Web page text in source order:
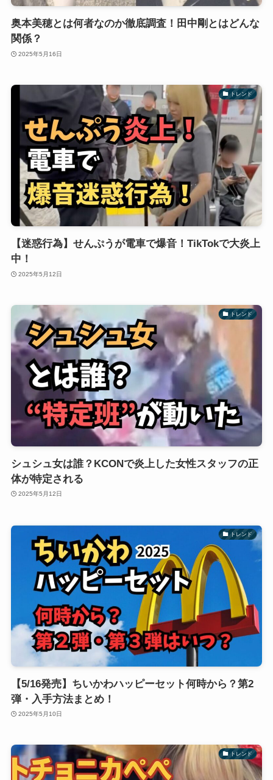
奥本美穂とは何者なのか徹底調査！田中剛とはどんな
関係？
2025年5月16日
トレンド
【迷惑行為】せんぷうが電車で爆音！TikTokで大炎上
中！
2025年5月12日
トレンド
シュシュ女は誰？KCONで炎上した女性スタッフの正
体が特定される
2025年5月12日
トレンド
【5/16発売】ちいかわハッピーセット何時から？第2
弾・入手方法まとめ！
2025年5月10日
トレンド